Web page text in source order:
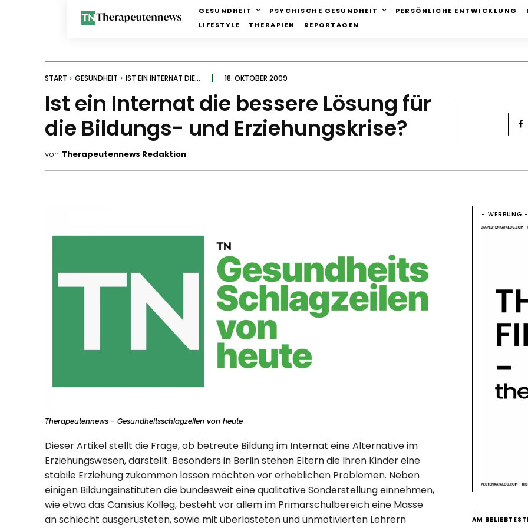
GESUNDHEIT PSYCHISCHE GESUNDHEIT PERSÖNLICHE ENTWICKLUNG
LIFESTYLE
THERAPIEN REPORTAGEN
START GESUNDHEIT IST EIN INTERNAT DIE... 18. OKTOBER 2009
Ist ein Internat die bessere Lösung für
die Bildungs- und Erziehungskrise?
von Therapeutennews Redaktion
Therapeutennews - Gesundheitsschlagzeilen von heute
Dieser Artikel stellt die Frage, ob betreute Bildung im Internat eine Alternative im
Erziehungswesen, darstellt. Besonders in Berlin stehen Eltern die Ihren Kinder eine
stabile Erziehung zukommen lassen möchten vor erheblichen Problemen. Neben
einigen Bildungsinstituten die bundesweit eine qualitative Sonderstellung einnehmen,
wie etwa das Canisius Kolleg, besteht vor allem im Primarschulbereich eine Masse
an schlecht ausgerüsteten, sowie mit überlasteten und unmotivierten Lehrern
- WERBUNG
AM